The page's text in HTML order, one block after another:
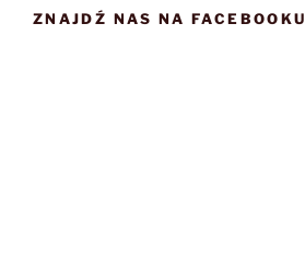
ZNAJDŹ NAS NA FACEBOOKU